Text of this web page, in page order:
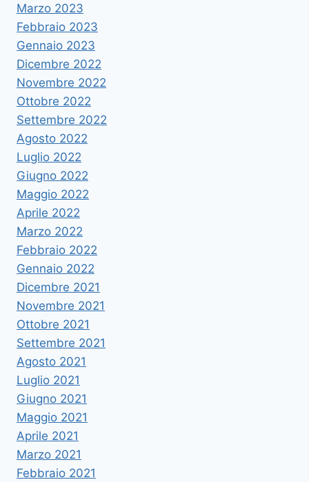
Marzo 2023
Febbraio 2023
Gennaio 2023
Dicembre 2022
Novembre 2022
Ottobre 2022
Settembre 2022
Agosto 2022
Luglio 2022
Giugno 2022
Maggio 2022
Aprile 2022
Marzo 2022
Febbraio 2022
Gennaio 2022
Dicembre 2021
Novembre 2021
Ottobre 2021
Settembre 2021
Agosto 2021
Luglio 2021
Giugno 2021
Maggio 2021
Aprile 2021
Marzo 2021
Febbraio 2021